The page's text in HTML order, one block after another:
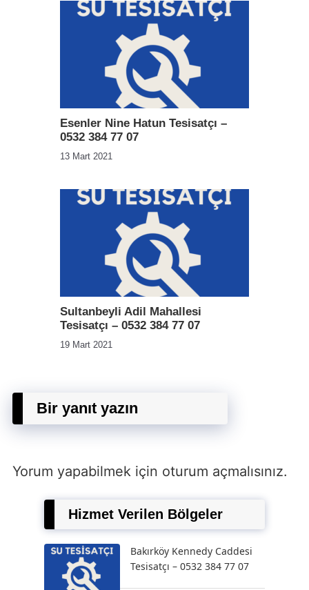
Esenler Nine Hatun Tesisatçı –
0532 384 77 07
13 Mart 2021
Sultanbeyli Adil Mahallesi
Tesisatçı – 0532 384 77 07
19 Mart 2021
Bir yanıt yazın
Yorum yapabilmek için oturum açmalısınız.
Hizmet Verilen Bölgeler
Bakırköy Kennedy Caddesi
Tesisatçı – 0532 384 77 07